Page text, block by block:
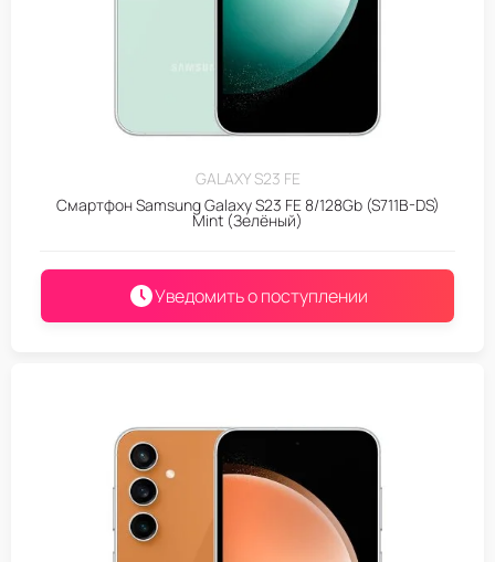
GALAXY S23 FE
Смартфон Samsung Galaxy S23 FE 8/128Gb (S711B-DS)
Mint (Зелёный)
Уведомить о поступлении